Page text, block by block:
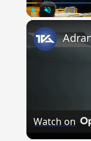
Watch on